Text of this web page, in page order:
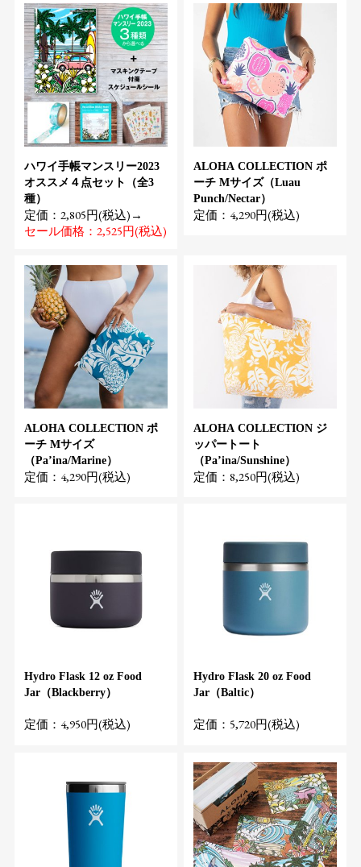
ハワイ手帳マンスリー2023
オススメ４点セット（全3
種）
定価：2,805円(税込)→
セール価格：2,525円(税込)
ALOHA COLLECTION ポ
ーチ Mサイズ（Luau
Punch/Nectar）
定価：4,290円(税込)
ALOHA COLLECTION ポ
ーチ Mサイズ
（Pa’ina/Marine）
定価：4,290円(税込)
ALOHA COLLECTION ジ
ッパートート
（Pa’ina/Sunshine）
定価：8,250円(税込)
Hydro Flask 12 oz Food
Jar（Blackberry）
定価：4,950円(税込)
Hydro Flask 20 oz Food
Jar（Baltic）
定価：5,720円(税込)